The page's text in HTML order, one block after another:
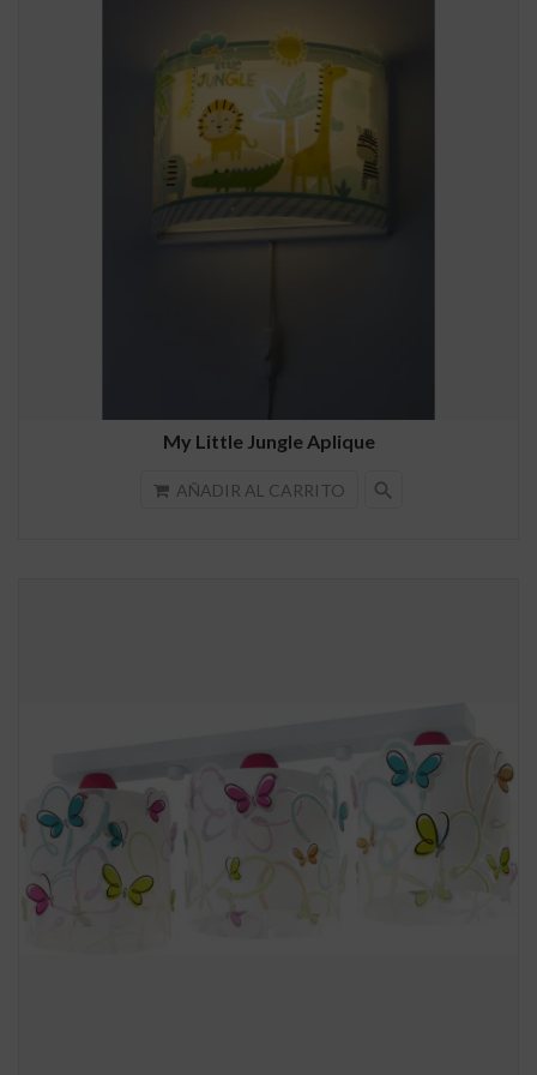
My Little Jungle Aplique
AÑADIR AL CARRITO search